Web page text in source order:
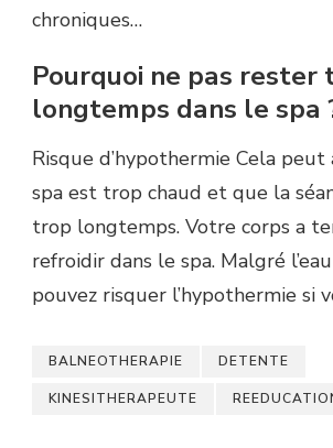
chroniques…
Pourquoi ne pas rester
longtemps dans le spa
Risque d’hypothermie Cela
spa est trop chaud et que la
trop longtemps. Votre corps a
refroidir dans le spa. Malgré
pouvez risquer l’hypothermie si
BALNEOTHERAPIE DETENTE
KINESITHERAPEUTE